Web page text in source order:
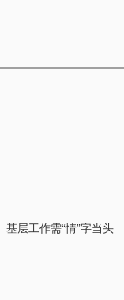
基层工作需“情”字当头